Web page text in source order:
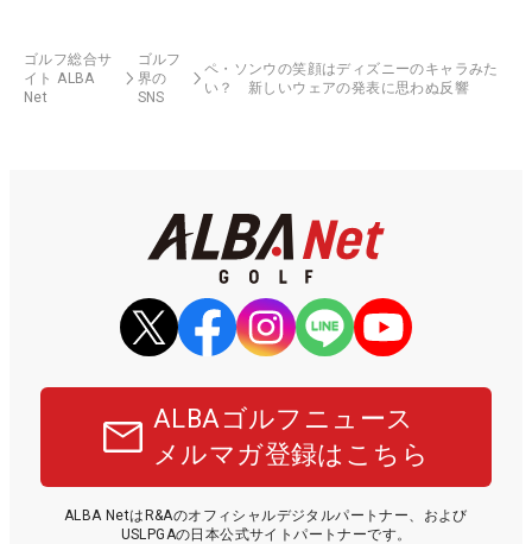
ゴルフ総合サ
イト ALBA
Net
ゴルフ
界の
SNS
ペ・ソンウの笑顔はディズニーのキャラみた
い？ 新しいウェアの発表に思わぬ反響
ALBAゴルフニュース
メルマガ登録はこちら
ALBA NetはR&Aのオフィシャルデジタルパートナー、および
USLPGAの日本公式サイトパートナーです。